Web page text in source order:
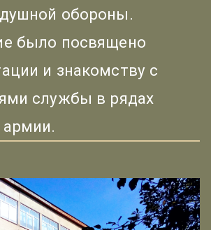
обороны.
было посвящено
и знакомству с
службы в рядах
армии.